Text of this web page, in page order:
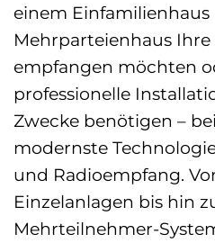
einem
Mehrparteienhaus
empfangen möchten
professionelle
Zwecke benötigen –
modernste
und Radioempfang.
Einzelanlagen bis hin
Mehrteilnehmer-